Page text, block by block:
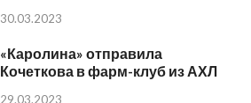
30.03.2023
«Каролина» отправила
Кочеткова в фарм-клуб из АХЛ
29.03.2023